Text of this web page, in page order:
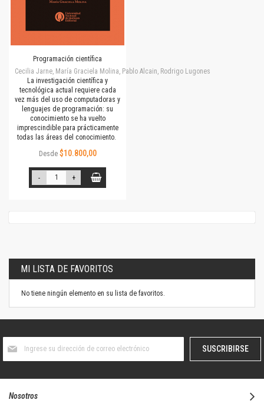
Programación científica
Cecilia Jarne, María Graciela Molina, Pablo Alcain, Rodrigo Lugones
La investigación científica y
tecnológica actual requiere cada
vez más del uso de computadoras y
lenguajes de programación: su
conocimiento se ha vuelto
imprescindible para prácticamente
todas las áreas del conocimiento.
Desde $10.800,00
- +
MI LISTA DE FAVORITOS
No tiene ningún elemento en su lista de favoritos.
boletín
SUSCRIBIRSE
Nosotros